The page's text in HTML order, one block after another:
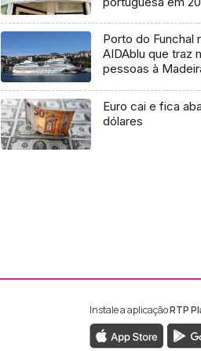
Porto do Funchal
AIDAblu que traz
pessoas à
Euro cai e fica
dólares
da RTP Madeira
da RTP
Instale a aplicaçãoRTP